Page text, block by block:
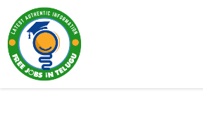
content